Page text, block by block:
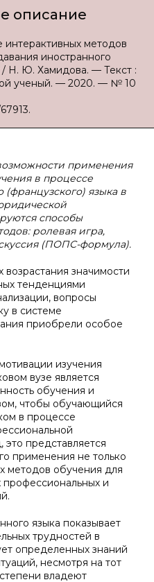
описание
методов
иностранного
/ Н. Ю. Хамидова. — Текст :
ученый. — 2020. — № 10
применения
в процессе
(французского) языка в
способы
ролевая игра,
(ПОПС-формула).
значимости
тенденциями
вопросы
в системе
приобрели особое
изучения
вузе является
обучения и
чтобы обучающийся
в процессе
это представляется
применения не только
методов обучения для
и
языка показывает
трудностей в
определенных знаний
несмотря на тот
владеют